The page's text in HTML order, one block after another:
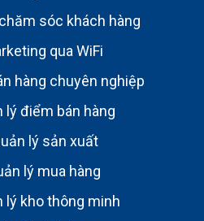
sóc khách hàng
qua WiFi
hàng chuyên nghiệp
lý điểm bán hàng
lý sản xuất
lý mua hàng
lý kho thông minh